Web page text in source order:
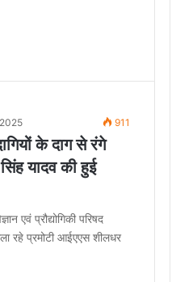
911
के दाग से रंगे
यादव की हुई
प्रौद्योगिकी परिषद
रहे प्रमोटी आईएएस शीलधर